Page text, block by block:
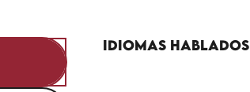
Idiomas hablados
Idiomas hablados